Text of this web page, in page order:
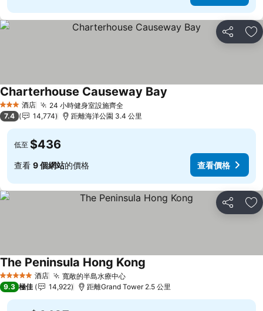
分享 放
3 星級 酒店 24 小時健身室設施齊全
Charterhouse Causeway Bay
7.4 14,774 距離海洋公園 3.4 公里
低至 $436
查看 9 個網站的價格 查看價格
分享 放
5 星級 酒店 寬敞的半島水療中心
The Peninsula Hong Kong
9.3 極佳 14,922 距離Grand Tower 2.5 公里